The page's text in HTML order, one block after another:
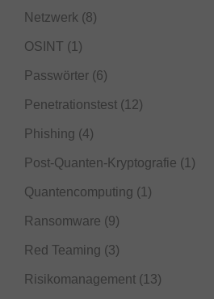
Netzwerk (8)
OSINT (1)
Passwörter (6)
Penetrationstest (12)
Phishing (4)
Post-Quanten-Kryptografie (1)
Quantencomputing (1)
Ransomware (9)
Red Teaming (3)
Risikomanagement (13)